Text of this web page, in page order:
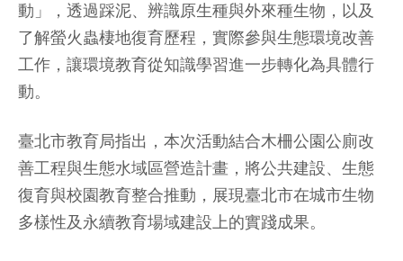
動」，透過踩泥、辨識原生種與外來種生物，以及
了解螢火蟲棲地復育歷程，實際參與生態環境改善
工作，讓環境教育從知識學習進一步轉化為具體行
動。
臺北市教育局指出，本次活動結合木柵公園公廁改
善工程與生態水域區營造計畫，將公共建設、生態
復育與校園教育整合推動，展現臺北市在城市生物
多樣性及永續教育場域建設上的實踐成果。